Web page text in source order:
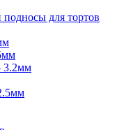
для тортов
3.2мм